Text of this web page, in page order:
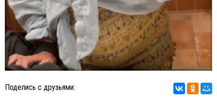
Поделись с друзьями: